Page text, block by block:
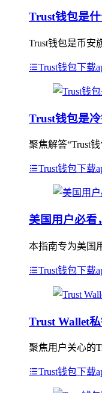
Trust钱包是
Trust钱包是币安
Trust钱包下载
Trust钱包是
聚焦解答“Trust
Trust钱包下载
美国用户必看
本指南专为美国
Trust钱包下载
Trust Wallet
聚焦用户关心的
Trust钱包下载